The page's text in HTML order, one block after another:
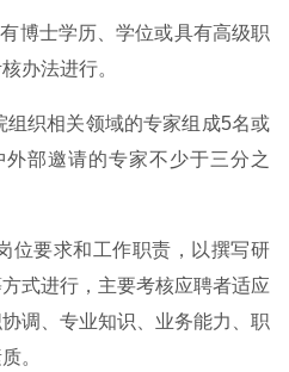
博士学历、学位或具有高级职
办法进行。
组织相关领域的专家组成5名或
部邀请的专家不少于三分之
位要求和工作职责，以撰写研
式进行，主要考核应聘者适应
调、专业知识、业务能力、职
。